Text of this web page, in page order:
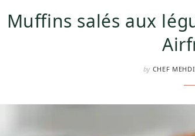
Muffins salés aux
by CHEF MEHDI